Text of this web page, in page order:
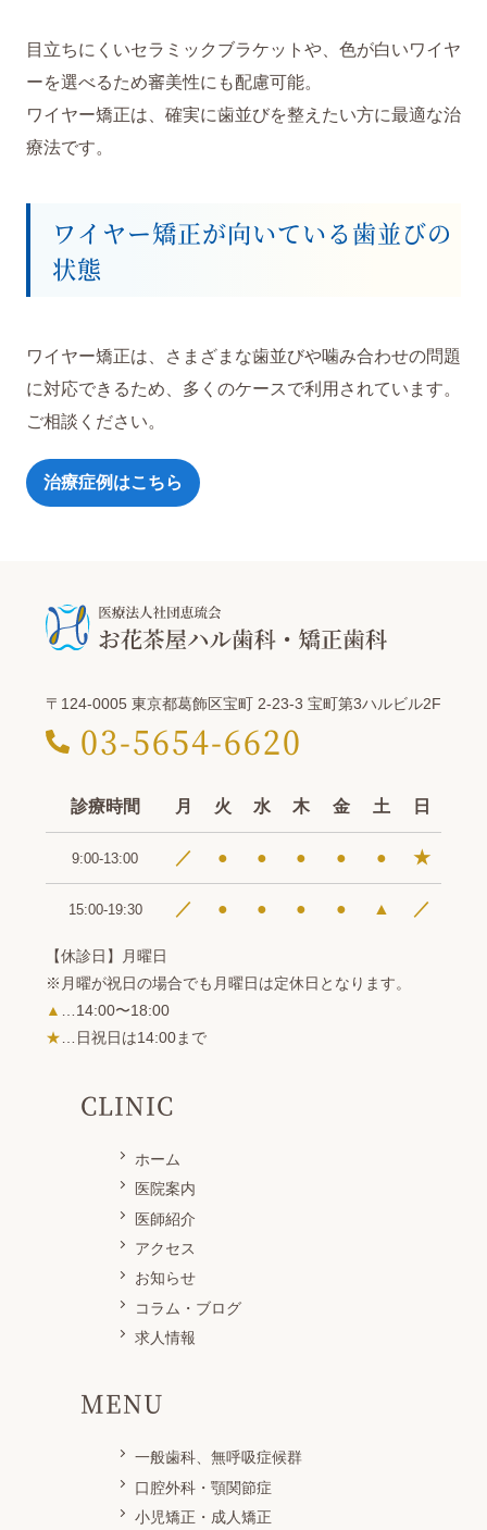
目立ちにくいセラミックブラケットや、色が白いワイヤ
ーを選べるため審美性にも配慮可能。
ワイヤー矯正は、確実に歯並びを整えたい方に最適な治
療法です。
ワイヤー矯正が向いている歯並びの
状態
ワイヤー矯正は、さまざまな歯並びや噛み合わせの問題
に対応できるため、多くのケースで利用されています。
ご相談ください。
治療症例はこちら
〒124-0005 東京都葛飾区宝町 2-23-3 宝町第3ハルビル2F
03-5654-6620
診療時間 月 火 水 木 金 土 日
9:00-13:00 ／ ● ● ● ● ● ★
15:00-19:30 ／ ● ● ● ● ▲ ／
【休診日】月曜日
※月曜が祝日の場合でも月曜日は定休日となります。
▲
…14:00〜18:00
★ …日祝日は14:00まで
CLINIC
ホーム
医院案内
医師紹介
アクセス
お知らせ
コラム・ブログ
求人情報
MENU
一般歯科、無呼吸症候群
口腔外科・顎関節症
小児矯正・成人矯正